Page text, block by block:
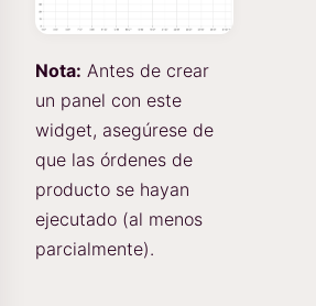
Nota: Antes de crear
un panel con este
widget, asegúrese de
que las órdenes de
producto se hayan
ejecutado (al menos
parcialmente).